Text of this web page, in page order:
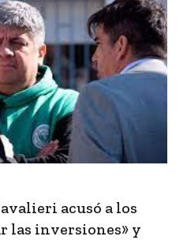
acusó a los
las inversiones» y